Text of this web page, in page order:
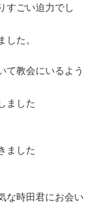
すごい迫力でし
た。
て教会にいるよう
ました
ました
な時田君にお会い